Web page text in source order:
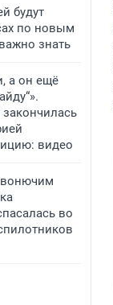
будут
по новым
знать
а он ещё
видео
вонючим
во